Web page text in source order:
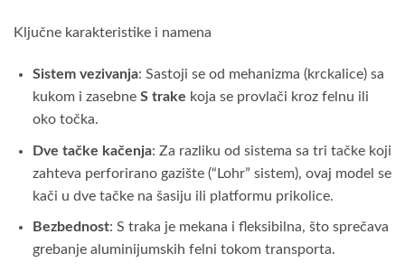
Ključne karakteristike i namena
Sistem vezivanja: Sastoji se od mehanizma (krckalice) sa
kukom i zasebne S trake koja se provlači kroz felnu ili
oko točka.
Dve tačke kačenja: Za razliku od sistema sa tri tačke koji
zahteva perforirano gazište (“Lohr” sistem), ovaj model se
kači u dve tačke na šasiju ili platformu prikolice.
Bezbednost: S traka je mekana i fleksibilna, što sprečava
grebanje aluminijumskih felni tokom transporta.